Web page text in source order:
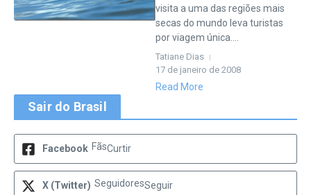
visita a uma das regiões mais
secas do mundo leva turistas
por viagem única....
Tatiane Dias
17 de janeiro de 2008
Read More
Sair do Brasil
Facebook FãsCurtir
X (Twitter) SeguidoresSeguir